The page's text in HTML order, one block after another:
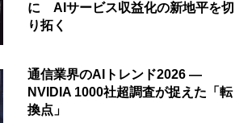
に AIサービス収益化の新地平を切
り拓く
通信業界のAIトレンド2026 ―
NVIDIA 1000社超調査が捉えた「転
換点」